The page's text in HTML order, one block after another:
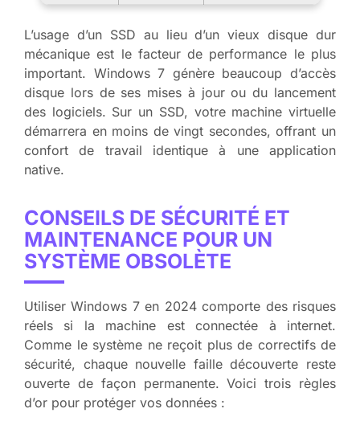
L’usage d’un SSD au lieu d’un vieux disque dur
mécanique est le facteur de performance le plus
important. Windows 7 génère beaucoup d’accès
disque lors de ses mises à jour ou du lancement
des logiciels. Sur un SSD, votre machine virtuelle
démarrera en moins de vingt secondes, offrant un
confort de travail identique à une application
native.
CONSEILS DE SÉCURITÉ ET
MAINTENANCE POUR UN
SYSTÈME OBSOLÈTE
Utiliser Windows 7 en 2024 comporte des risques
réels si la machine est connectée à internet.
Comme le système ne reçoit plus de correctifs de
sécurité, chaque nouvelle faille découverte reste
ouverte de façon permanente. Voici trois règles
d’or pour protéger vos données :